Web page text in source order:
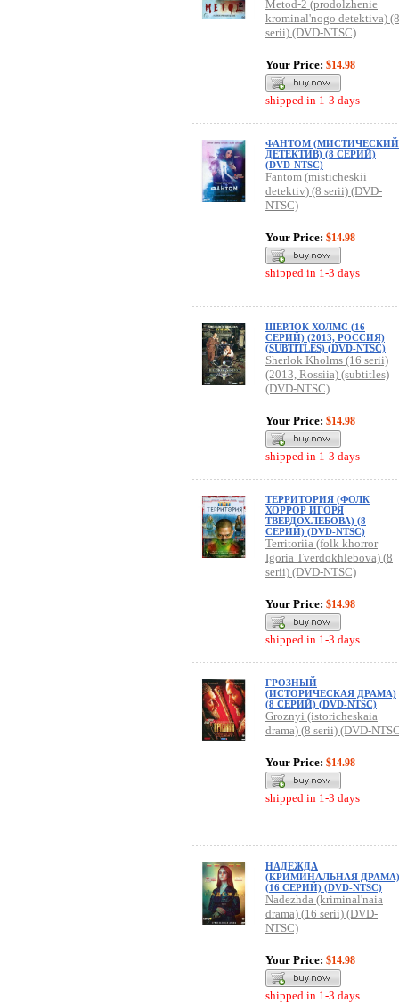
Metod-2 (prodolzhenie
krominal'nogo detektiva) (8
serii) (DVD-NTSC)
Your Price: $14.98
shipped in 1-3 days
ФАНТОМ (МИСТИЧЕСКИЙ
ДЕТЕКТИВ) (8 СЕРИЙ)
(DVD-NTSC)
Fantom (misticheskii
detektiv) (8 serii) (DVD-
NTSC)
Your Price: $14.98
shipped in 1-3 days
ШЕРЛОК ХОЛМС (16
СЕРИЙ) (2013, РОССИЯ)
(SUBTITLES) (DVD-NTSC)
Sherlok Kholms (16 serii)
(2013, Rossiia) (subtitles)
(DVD-NTSC)
Your Price: $14.98
shipped in 1-3 days
ТЕРРИТОРИЯ (ФОЛК
ХОРРОР ИГОРЯ
ТВЕРДОХЛЕБОВА) (8
СЕРИЙ) (DVD-NTSC)
Territoriia (folk khorror
Igoria Tverdokhlebova) (8
serii) (DVD-NTSC)
Your Price: $14.98
shipped in 1-3 days
ГРОЗНЫЙ
(ИСТОРИЧЕСКАЯ ДРАМА)
(8 СЕРИЙ) (DVD-NTSC)
Groznyi (istoricheskaia
drama) (8 serii) (DVD-
Your Price: $14.98
shipped in 1-3 days
НАДЕЖДА
(КРИМИНАЛЬНАЯ ДРАМА)
(16 СЕРИЙ) (DVD-NTSC)
Nadezhda (kriminal'naia
drama) (16 serii) (DVD-
NTSC)
Your Price: $14.98
shipped in 1-3 days